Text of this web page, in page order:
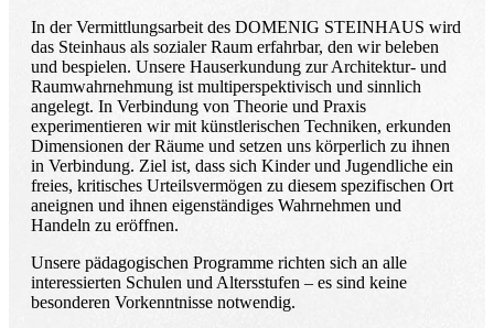
In der Vermittlungsarbeit des DOMENIG STEINHAUS wird
das Steinhaus als sozialer Raum erfahrbar, den wir beleben
und bespielen. Unsere Hauserkundung zur Architektur- und
Raumwahrnehmung ist multiperspektivisch und sinnlich
angelegt. In Verbindung von Theorie und Praxis
experimentieren wir mit künstlerischen Techniken, erkunden
Dimensionen der Räume und setzen uns körperlich zu ihnen
in Verbindung. Ziel ist, dass sich Kinder und Jugendliche ein
freies, kritisches Urteilsvermögen zu diesem spezifischen Ort
aneignen und ihnen eigenständiges Wahrnehmen und
Handeln zu eröffnen.
Unsere pädagogischen Programme richten sich an alle
interessierten Schulen und Altersstufen – es sind keine
besonderen Vorkenntnisse notwendig.